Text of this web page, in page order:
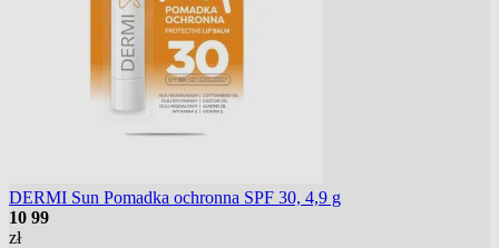
DERMI Sun Pomadka ochronna SPF 30, 4,9 g
10 99
zł